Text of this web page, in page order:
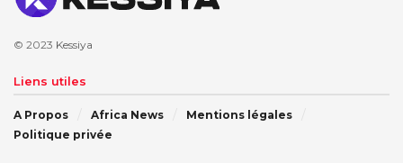
© 2023 Kessiya
Liens utiles
A Propos Africa News
Mentions légales
Politique privée